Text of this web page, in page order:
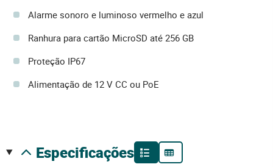
Alarme sonoro e luminoso vermelho e azul
Ranhura para cartão MicroSD até 256 GB
Proteção IP67
Alimentação de 12 V CC ou PoE
especificações